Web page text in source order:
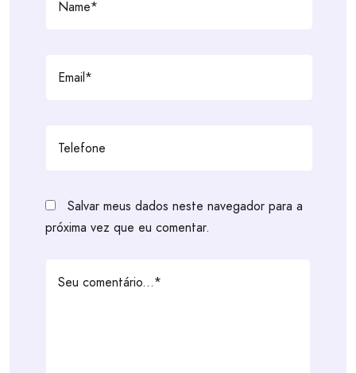
Salvar meus dados neste navegador para a
próxima vez que eu comentar.